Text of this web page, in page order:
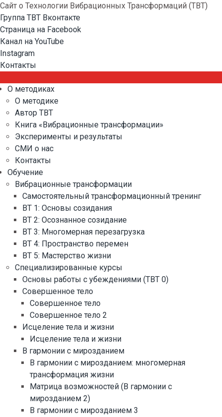
Сайт о Технологии Вибрационных Трансформаций (ТВТ)
Группа ТВТ Вконтакте
Страница на Facebook
Канал на YouTube
Instagram
Контакты
О методиках
О методике
Автор ТВТ
Книга «Вибрационные трансформации»
Эксперименты и результаты
СМИ о нас
Контакты
Обучение
Вибрационные трансформации
Самостоятельный трансформационный тренинг
ВТ 1: Основы созидания
ВТ 2: Осознанное созидание
ВТ 3: Многомерная перезагрузка
ВТ 4: Пространство перемен
ВТ 5: Мастерство жизни
Специализированные курсы
Основы работы с убеждениями (ТВТ 0)
Совершенное тело
Совершенное тело
Совершенное тело 2
Исцеление тела и жизни
Исцеление тела и жизни
В гармонии с мирозданием
В гармонии с мирозданием: многомерная
трансформация жизни
Матрица возможностей (В гармонии с
мирозданием 2)
В гармонии с мирозданием 3